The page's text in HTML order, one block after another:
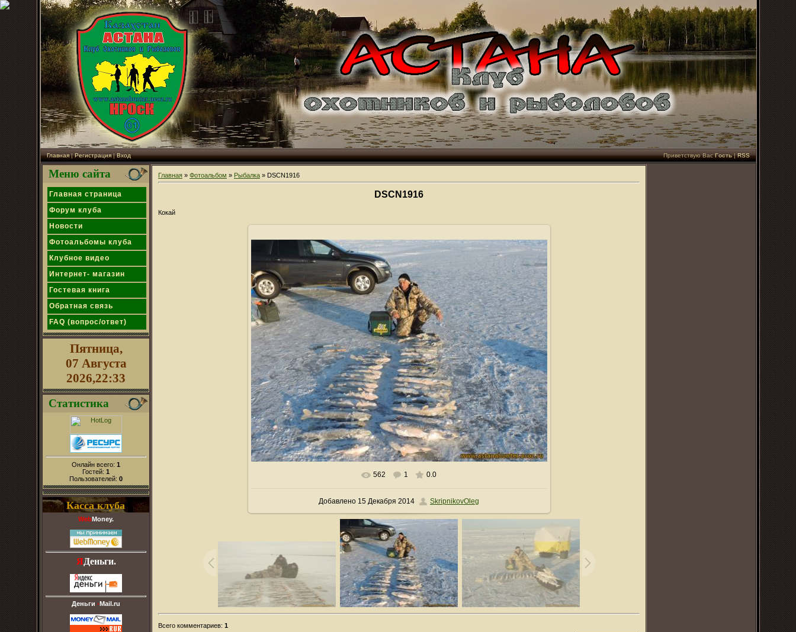
Главная|Регистрация|Вход Приветствую Вас Гость|RSS
Меню сайта
Главная страница
Форум клуба
Новости
Фотоальбомы клуба
Клубное видео
Интернет- магазин
Гостевая книга
Обратная связь
FAQ (вопрос/ответ)
Пятница,
07 Августа
2026,22:33
Статистика
Онлайн всего: 1
Гостей: 1
Пользователей: 0
Касса клуба
WebMoney.
ЯДеньги.
Деньги -Mail.ru
Главная » Фотоальбом » Рыбалка » DSCN1916
DSCN1916
Кокай
В реальном размере 899x675
562 1 0.0
Добавлено 15 Декабря 2014 SkripnikovOleg
Всего комментариев: 1